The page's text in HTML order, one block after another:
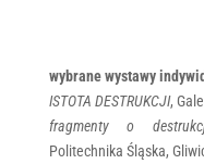
wybrane wystawy
ISTOTA DESTRUKCJI,
fragmenty o
Politechnika Śląska,